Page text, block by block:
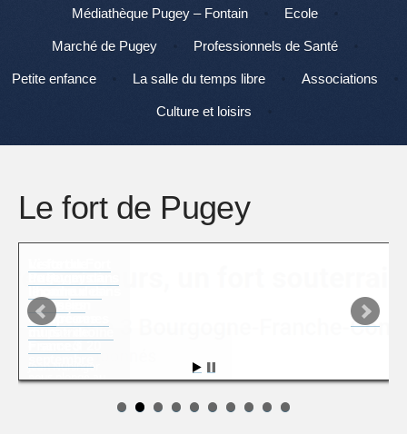
Médiathèque Pugey – Fontain Ecole
Marché de Pugey Professionnels de Santé
Petite enfance La salle du temps libre Associations
Culture et loisirs
Le fort de Pugey
de Pugey dans
le cadre des
Journées
européennes
du patrimoine
– samedi 20
septembre